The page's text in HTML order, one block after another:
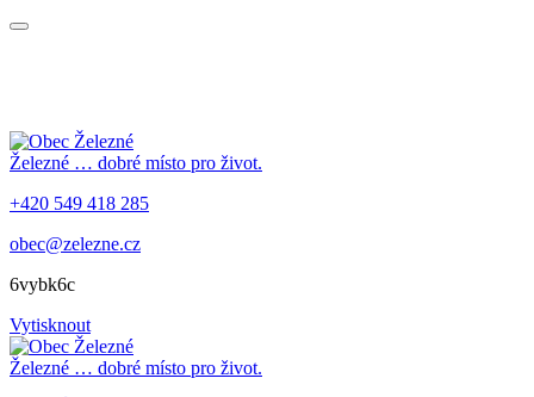
Železné … dobré místo pro život.
+420 549 418 285
obec@zelezne.cz
6vybk6c
Vytisknout
Železné … dobré místo pro život.